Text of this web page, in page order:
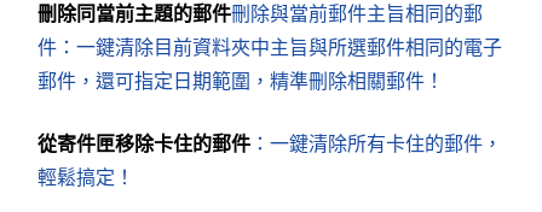
刪除同當前主題的郵件刪除與當前郵件主旨相同的郵
件：一鍵清除目前資料夾中主旨與所選郵件相同的電子
郵件，還可指定日期範圍，精準刪除相關郵件！
從寄件匣移除卡住的郵件 ：一鍵清除所有卡住的郵件，
輕鬆搞定！